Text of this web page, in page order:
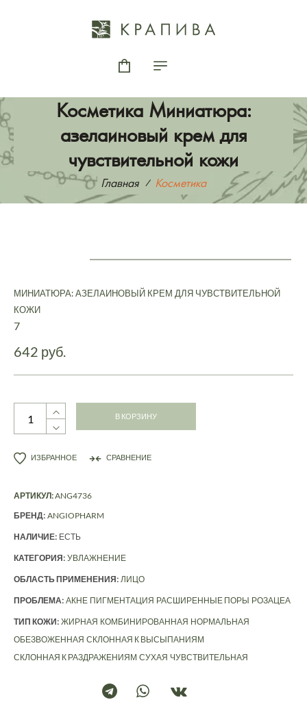
Косметика Миниатюра:
азелаиновый крем для
чувствительной кожи
Главная Косметика
МИНИАТЮРА: АЗЕЛАИНОВЫЙ КРЕМ ДЛЯ ЧУВСТВИТЕЛЬНОЙ
КОЖИ
7
642 руб.
В КОРЗИНУ
ИЗБРАННОЕ СРАВНЕНИЕ
АРТИКУЛ:ANG4736
БРЕНД: ANGIOPHARM
НАЛИЧИЕ: ЕСТЬ
КАТЕГОРИЯ: УВЛАЖНЕНИЕ
ОБЛАСТЬ ПРИМЕНЕНИЯ: ЛИЦО
ПРОБЛЕМА: АКНЕ ПИГМЕНТАЦИЯ РАСШИРЕННЫЕ ПОРЫ РОЗАЦЕА
ТИП КОЖИ: ЖИРНАЯ КОМБИНИРОВАННАЯ НОРМАЛЬНАЯ
ОБЕЗВОЖЕННАЯ СКЛОННАЯ К ВЫСЫПАНИЯМ
СКЛОННАЯ К РАЗДРАЖЕНИЯМ СУХАЯ ЧУВСТВИТЕЛЬНАЯ